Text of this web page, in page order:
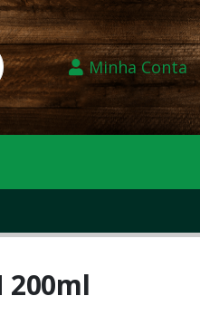
Minha Conta
200ml